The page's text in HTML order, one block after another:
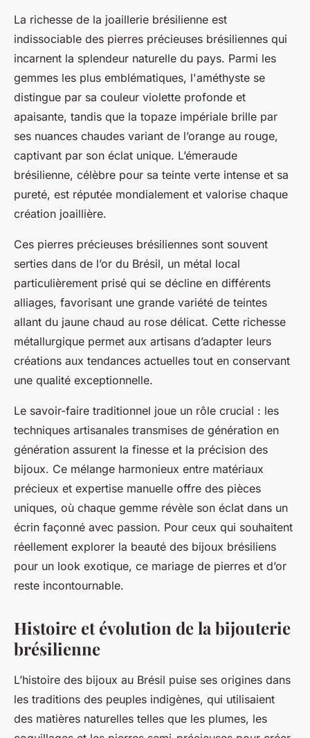
La richesse de la joaillerie brésilienne est
indissociable des pierres précieuses brésiliennes qui
incarnent la splendeur naturelle du pays. Parmi les
gemmes les plus emblématiques, l'améthyste se
distingue par sa couleur violette profonde et
apaisante, tandis que la topaze impériale brille par
ses nuances chaudes variant de l’orange au rouge,
captivant par son éclat unique. L’émeraude
brésilienne, célèbre pour sa teinte verte intense et sa
pureté, est réputée mondialement et valorise chaque
création joaillière.
Ces pierres précieuses brésiliennes sont souvent
serties dans de l’or du Brésil, un métal local
particulièrement prisé qui se décline en différents
alliages, favorisant une grande variété de teintes
allant du jaune chaud au rose délicat. Cette richesse
métallurgique permet aux artisans d’adapter leurs
créations aux tendances actuelles tout en conservant
une qualité exceptionnelle.
Le savoir-faire traditionnel joue un rôle crucial : les
techniques artisanales transmises de génération en
génération assurent la finesse et la précision des
bijoux. Ce mélange harmonieux entre matériaux
précieux et expertise manuelle offre des pièces
uniques, où chaque gemme révèle son éclat dans un
écrin façonné avec passion. Pour ceux qui souhaitent
réellement explorer la beauté des bijoux brésiliens
pour un look exotique, ce mariage de pierres et d’or
reste incontournable.
Histoire et évolution de la bijouterie
brésilienne
L’histoire des bijoux au Brésil puise ses origines dans
les traditions des peuples indigènes, qui utilisaient
des matières naturelles telles que les plumes, les